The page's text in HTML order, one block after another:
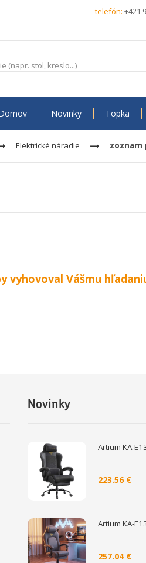
telefón: +421
Novinky Topka
Elektrické náradie zoznam
vyhovoval Vášmu
Novinky
Artium KA-
223.56 €
Artium KA-
257.04 €